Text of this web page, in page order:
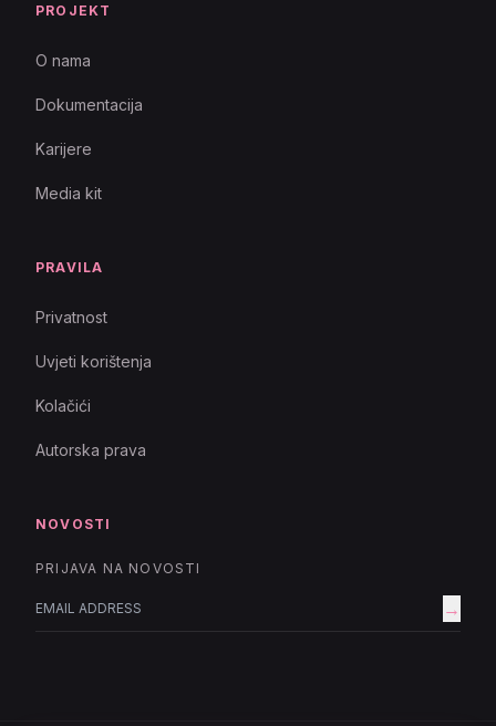
PROJEKT
O nama
Dokumentacija
Karijere
Media kit
PRAVILA
Privatnost
Uvjeti korištenja
Kolačići
Autorska prava
NOVOSTI
PRIJAVA NA NOVOSTI
→